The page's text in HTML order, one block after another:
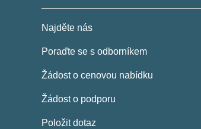
Najděte nás
Poraďte se s odborníkem
Žádost o cenovou nabídku
Žádost o podporu
Položit dotaz